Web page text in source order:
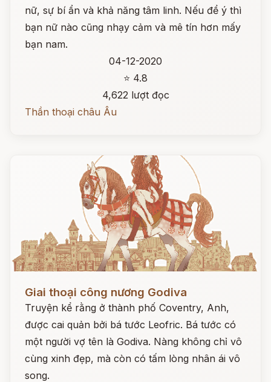
nữ, sự bí ẩn và khả năng tâm linh. Nếu để ý thì
bạn nữ nào cũng nhạy cảm và mê tín hơn mấy
bạn nam.
04-12-2020
⭐ 4.8
4,622 lượt đọc
Thần thoại châu Âu
Giai thoại công nương Godiva
Truyện kể rằng ở thành phố Coventry, Anh,
được cai quản bởi bá tước Leofric. Bá tước có
một người vợ tên là Godiva. Nàng không chỉ vô
cùng xinh đẹp, mà còn có tấm lòng nhân ái vô
song.